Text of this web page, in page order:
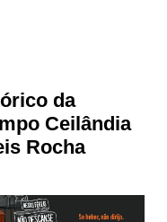
da
Ceilândia
Rocha